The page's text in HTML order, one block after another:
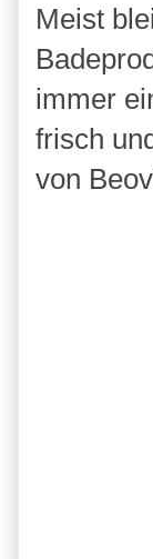
Meist
immer
frisch
von